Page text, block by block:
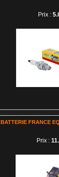
Prix :
BATTERIE FRANCE
Prix :